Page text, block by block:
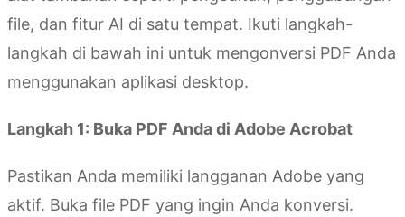
file, dan fitur AI di satu tempat. Ikuti langkah-
langkah di bawah ini untuk mengonversi PDF Anda
menggunakan aplikasi desktop.
Langkah 1: Buka PDF Anda di Adobe Acrobat
Pastikan Anda memiliki langganan Adobe yang
aktif. Buka file PDF yang ingin Anda konversi.